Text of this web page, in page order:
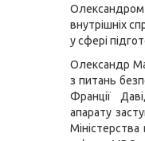
внутрішніх
у сфері
Олександр
з питань
Франції
апарату